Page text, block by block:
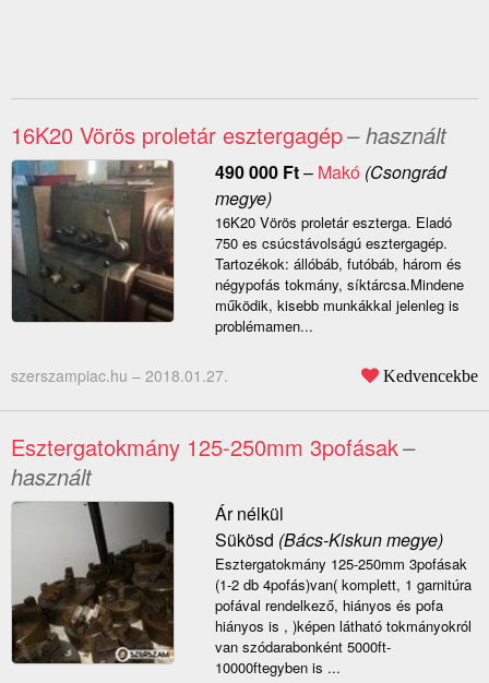
16K20 Vörös proletár esztergagép– használt
490 000 Ft– Makó (Csongrád
megye)
16K20 Vörös proletár eszterga. Eladó
750 es csúcstávolságú esztergagép.
Tartozékok: állóbáb, futóbáb, három és
négypofás tokmány, síktárcsa.Mindene
működik, kisebb munkákkal jelenleg is
problémamen...
szerszampiac.hu – 2018.01.27. Kedvencekbe
Esztergatokmány 125-250mm 3pofásak–
használt
Ár nélkül
Sükösd (Bács-Kiskun megye)
Esztergatokmány 125-250mm 3pofásak
(1-2 db 4pofás)van( komplett, 1 garnitúra
pofával rendelkező, hiányos és pofa
hiányos is , )képen látható tokmányokról
van szódarabonként 5000ft-
10000ftegyben is ...